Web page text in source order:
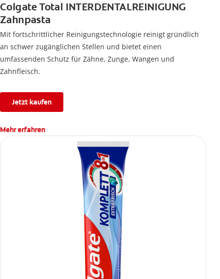
Colgate Total INTERDENTALREINIGUNG
Zahnpasta
Mit fortschrittlicher Reinigungstechnologie reinigt gründlich
an schwer zugänglichen Stellen und bietet einen
umfassenden Schutz für Zähne, Zunge, Wangen und
Zahnfleisch.
Jetzt kaufen
Mehr erfahren